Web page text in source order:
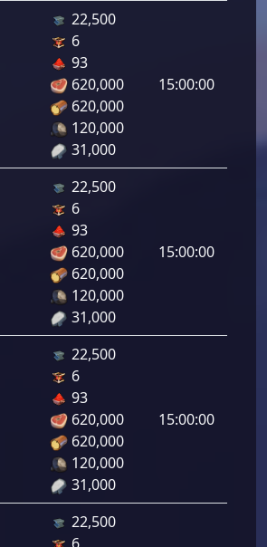
22,500
6
93
620,000
620,000
120,000
31,000
15:00:00
22,500
6
93
620,000
620,000
120,000
31,000
15:00:00
22,500
6
93
620,000
620,000
120,000
31,000
15:00:00
22,500